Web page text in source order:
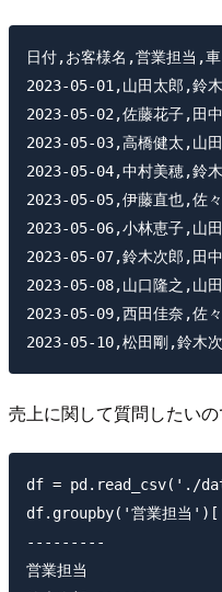
日付,お客様名,営業担当,
2023-05-01,山田太郎,鈴
2023-05-02,佐藤花子,田
2023-05-03,高橋健太,山
2023-05-04,中村美穂,鈴
2023-05-05,伊藤直也,佐
2023-05-06,小林恵子,山
2023-05-07,鈴木次郎,田
2023-05-08,山口隆之,山
2023-05-09,西田佳奈,佐
売上に関して質問したいの
df = pd.read_csv('./
df.groupby('営業担当
---------
営業担当